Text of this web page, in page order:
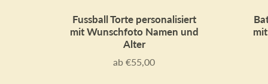
Fussball Torte personalisiert
mit Wunschfoto Namen und
Alter
Preis
ab €55,00